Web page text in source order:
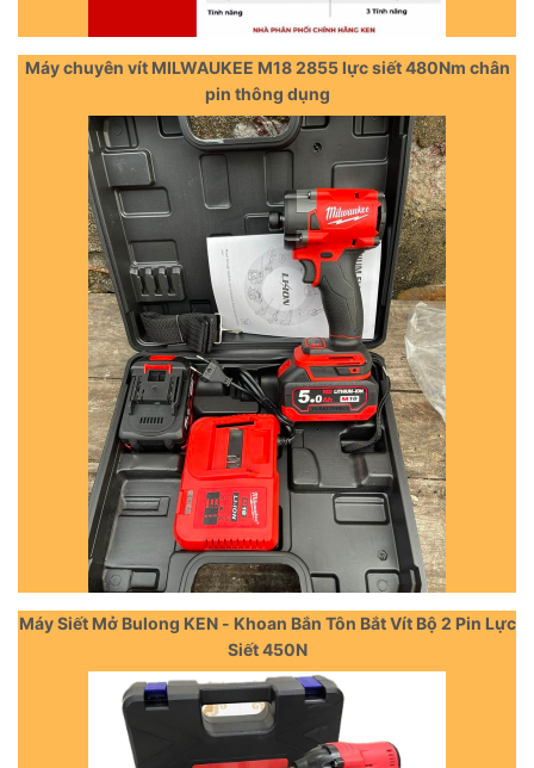
Máy chuyên vít MILWAUKEE M18 2855 lực siết 480Nm chân
pin thông dụng
Máy Siết Mở Bulong KEN - Khoan Bắn Tôn Bắt Vít Bộ 2 Pin Lực
Siết 450N